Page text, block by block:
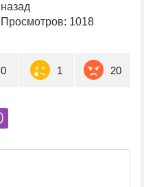
назад
Просмотров: 1018
0 1 20